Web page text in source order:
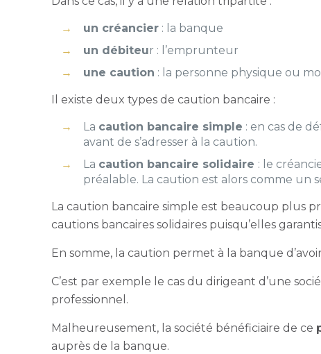
un créancier : la banque
un débiteur : l’emprunteur
une caution : la personne physique ou
Il existe deux types de caution bancaire :
La caution bancaire simple : en cas de
avant de s’adresser à la caution.
La caution bancaire solidaire : le
préalable. La caution est alors comme un
La caution bancaire simple est beaucoup plus
cautions bancaires solidaires puisqu’elles
En somme, la caution permet à la banque
C’est par exemple le cas du dirigeant d’une
professionnel.
Malheureusement, la société bénéficiaire de ce
auprès de la banque.